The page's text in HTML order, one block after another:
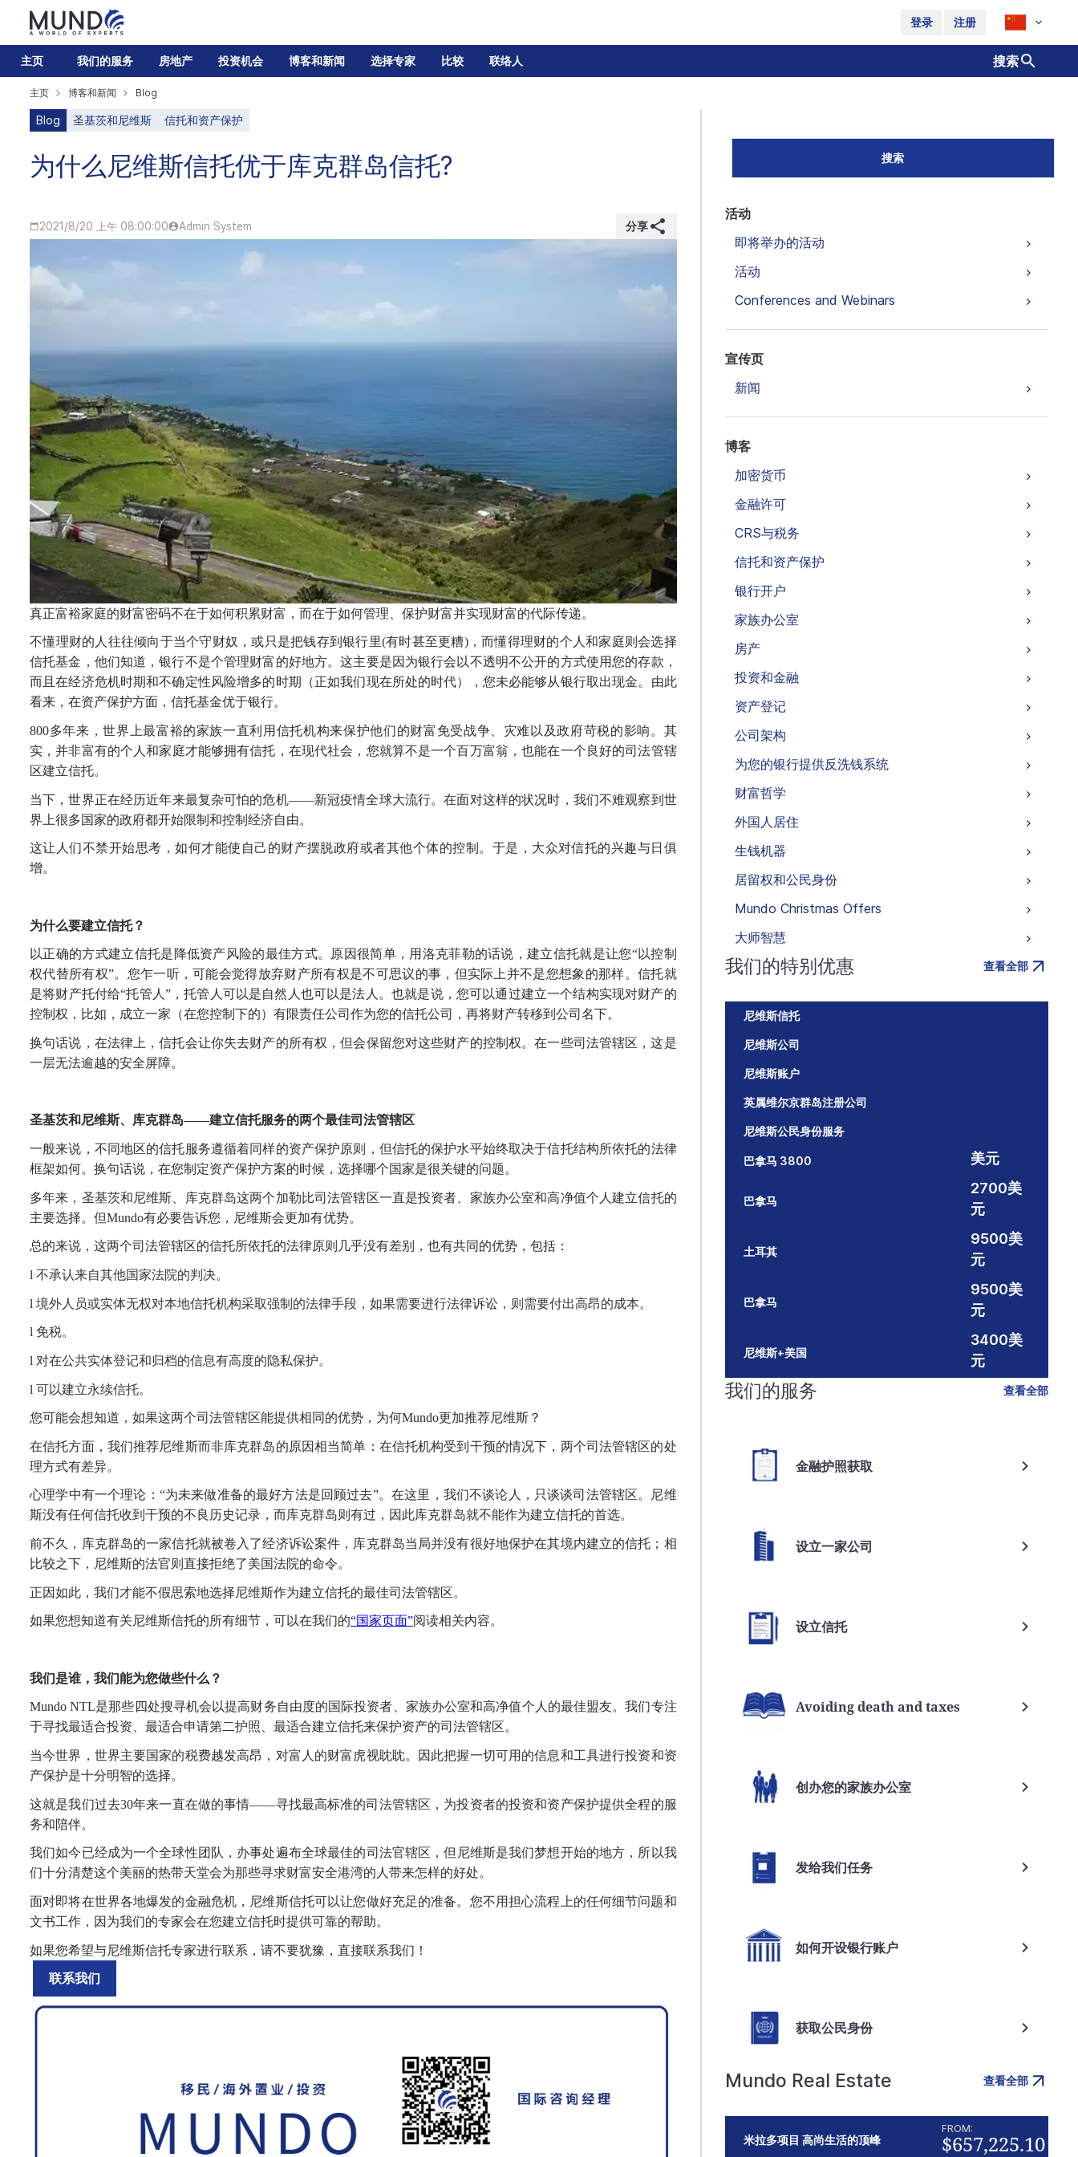
登录 注册
主页 我们的服务 房地产 投资机会 博客和新闻 选择专家 比较 联络人 搜索
主页 博客和新闻 Blog
Blog 圣基茨和尼维斯 信托和资产保护
为什么尼维斯信托优于库克群岛信托?
2021/8/20 上午 08:00:00 Admin System 分享
真正富裕家庭的财富密码不在于如何积累财富， 而在于如何管理、保护财富并实现财富的代际传递。
不懂理财的人往往倾向于当个守财奴，或 只是把钱存到银行里(有时甚至更糟)，而懂得理财的个人和家庭则会选择
信托基金 ，他们知道，银行不是个管理财富的好地方。这主要是因为银行会以不透明不公开的方式使用您的存款 ，
而且在经济危机时期和不确定性风险增多的时期 （正如我们现在所处的时代），您未必能够从银行取出现金。 由此
看来， 在资产保护方面，信托基金优于银行。
800多年来，世界上最富裕的家族一直利用信托机构来保护他们的财富免受战争、 灾难以及政府苛税的影响。 其
实 ，并非富有的个人和家庭才能够拥有信托，在现代社会，您就算不是一个百万富翁 ，也能在一个良好的司法管辖
区建立信托。
当下 ，世界正在经历近年来最复杂可怕的危机——新冠疫情全球大流行。在面对这样的状况时 ， 我们不难观察到世
界上很多国家的政府都开始限制和控制经济自由。
这让人们不禁开始思考 ，如何才能使 自己 的财产摆脱政府或者其他个体的控制。 于是 ， 大众对信托的兴趣与日俱
增。
为什么要建立信托？
以正确的方式建立信托是 降低资产风险的最佳方式。原因很简单，用洛克菲勒的话说，建立信托就是让您“以控制
权代替所有权”。您乍一听，可能会觉得放弃财产所有权是不可思议的事， 但实际上并不是您想象的那样。 信托就
是将财产托付给“托管人”，托管人可以是自然人也可以是法人 。 也就是说， 您可以通过建立一个结构实现对财产的
控制权 ， 比如，成立一家 （在您控制下的）有限责任公司作为您的信托公司，再将财产转移到公司名下。
换句话说， 在法律上，信托会让你失去财产的所有权，但会保留您对这些财产的控制权。在一些司法管辖区，这是
一层无法逾越的安全屏障。
圣基茨和 尼维斯、 库克群岛——建立信托服务的两个最佳司法管辖区
一般来说， 不同地区的信托服务遵循着同样的资产保护原则 ，但信托的保护水平始终取决于信托结构所依托的法律
框架如何。换句话说， 在您制定资产保护方案的时候，选择哪个国家是很关键的问题。
多年来，圣基茨和尼维斯 库克群岛这两个加勒比司法管辖区一直是投资者、家族办公室和高净值个人建立信托的
主要选择。但Mundo有必要告诉您 ，尼维斯会更加有优势。
总的来说 ，这两个司法管辖区的信托所依托的法律原则几乎没有差别 ， 也有共同的优势 ，包括：
l 不承认来自其他国家法院的判决。
l 境外人员或实体无权对本地信托机构采取强制的法律手段 ， 如果需要进行法律诉讼，则需要付出高昂的成本。
l 免税。
l 对在公共实体登记和归档的信息有高度的隐私保护。
l 可以建立永续信托。
您可能会想知道，如果这两个司法管辖区能提供相同的优势 ， 为何Mundo更加推荐尼维斯 ？
在信托方面，我们推荐尼维斯而非库克群岛的原因相当简单： 在信托机构受到干预的情况下，两个司法管辖区的处
理方式有差异。
心理学中有一个理论： “为未来做准备的最好方法是回顾过去”。 在这里， 我们不谈论人，只谈谈司法管辖区。尼维
斯没有任何信托收到干预的不良历史记录 ，而库克群岛则有过，因此库克群岛就不能作为建立信托的首选。
前不久， 库克群岛的一家信托就被卷入了经济诉讼案件 ， 库克群岛当局并没有很好地保护在其境内建立的信托；相
比较之下，尼维斯的法官则 直接拒绝了美国法院的命令。
正因如此，我们才能不假思索地选择尼维斯作为建立信托的最佳司法管辖区。
如果您想知道有关尼维斯信托的所有细节， 可以在我们的“国家页面”阅读相关内容。
我们是谁，我们能为您做些什么？
Mundo NTL是那些四处搜寻机会以提高财务自由度的国际投资者、家族办公室和高净值个人的最佳盟友。我们专注
于寻找最适合投资、最适合申请第二护照、最适合建立信托来保护资产的司法管辖区。
当今世界，世界主要国家的税费越发高昂 ， 对富人的财富虎视眈眈。 因此把握一切可用的信息和工具进行投资和资
产保护是十分明智的选择。
这就是我们过去30年来一直在做的事情——寻找最高标准的司法管辖区，为投资者的投资和资产保护提供全程的服
务和陪伴。
我们如今已经成为一个全球性团队 ，办事处遍布全球最佳的司法官辖区，但 尼维斯是我们梦想开始的地方 ，所以我
们十分清楚这个美丽的热带天堂会为那些寻求财富安全港湾的人 带来怎样的好处。
面对即将在世界各地爆发的金融危机， 尼维斯信托可以让您做好充足的准备。您不用担心流程上的任何细节问题和
文书工作，因为我们的专家会在您建立信托时提供可靠的帮助。
如果您希望与尼维斯信托专家进行联系，请不要犹豫，直接联系我们 ！
联系我们
搜索
活动
即将举办的活动
活动
Conferences and Webinars
宣传页
新闻
博客
加密货币
金融许可
CRS与税务
信托和资产保护
银行开户
家族办公室
房产
投资和金融
资产登记
公司架构
为您的银行提供反洗钱系统
财富哲学
外国人居住
生钱机器
居留权和公民身份
Mundo Christmas Offers
大师智慧
我们的特别优惠 查看全部
尼维斯信托
尼维斯公司
尼维斯账户
英属维尔京群岛注册公司
尼维斯公民身份服务
巴拿马 3800 美元
巴拿马
2700美
元
土耳其
9500美
元
巴拿马
9500美
元
尼维斯+美国
3400美
元
我们的服务 查看全部
金融护照获取
设立一家公司
设立信托
Avoiding death and taxes
创办您的家族办公室
发给我们任务
如何开设银行账户
获取公民身份
Mundo Real Estate 查看全部
米拉多项目 高尚生活的顶峰
FROM:
$657,225.10